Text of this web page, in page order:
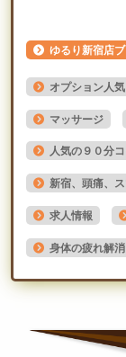
ゆるり新宿店
オプション人気
マッサージ
人気の９０分
新宿、頭痛、
求人情報
身体の疲れ解消